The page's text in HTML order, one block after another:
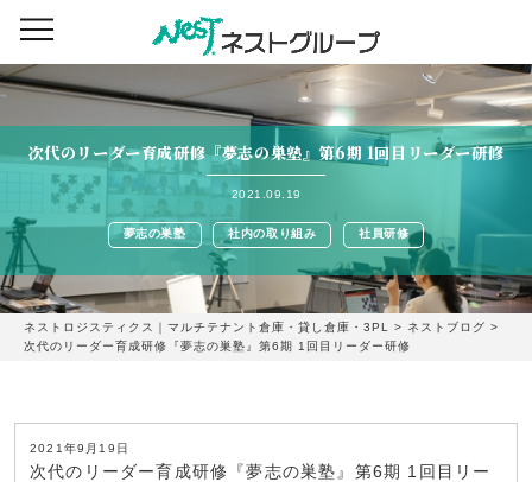
次代のリーダー育成研修『夢志の巣塾』第6期 1回目リーダー研修
2021.09.19
夢志の巣塾 社内の取り組み 社員研修
ネストロジスティクス｜マルチテナント倉庫・貸し倉庫・3PL > ネストブログ >
次代のリーダー育成研修『夢志の巣塾』第6期 1回目リーダー研修
2021年9月19日
次代のリーダー育成研修『夢志の巣塾』第6期 1回目リー